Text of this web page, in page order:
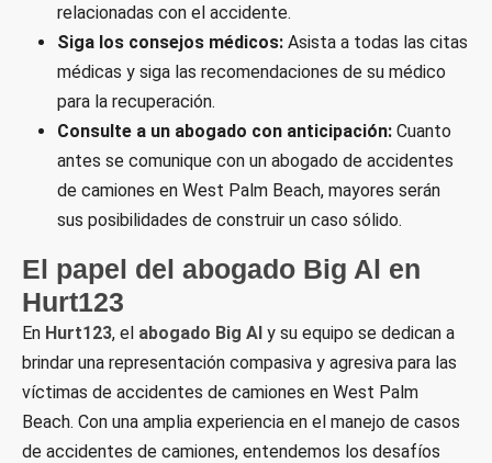
relacionadas con el accidente.
Siga los consejos médicos: Asista a todas las citas
médicas y siga las recomendaciones de su médico
para la recuperación.
Consulte a un abogado con anticipación: Cuanto
antes se comunique con un abogado de accidentes
de camiones en West Palm Beach, mayores serán
sus posibilidades de construir un caso sólido.
El papel del abogado Big Al en
Hurt123
En Hurt123, el abogado Big Al y su equipo se dedican a
brindar una representación compasiva y agresiva para las
víctimas de accidentes de camiones en West Palm
Beach. Con una amplia experiencia en el manejo de casos
de accidentes de camiones, entendemos los desafíos